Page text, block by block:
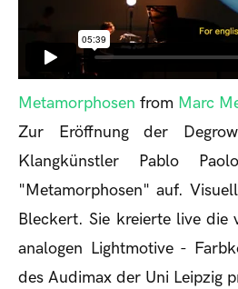
Metamorphosen from Marc
Zur Eröffnung der
Klangkünstler Pablo
"Metamorphosen" auf.
Bleckert. Sie kreierte live
analogen Lightmotive -
des Audimax der Uni Leipzig